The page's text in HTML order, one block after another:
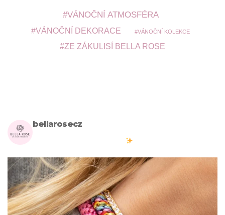
VÁNOČNÍ ATMOSFÉRA
VÁNOČNÍ DEKORACE VÁNOČNÍ KOLEKCE
ZE ZÁKULISÍ BELLA ROSE
bellarosecz